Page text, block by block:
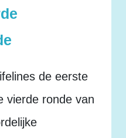
de eerste
vierde ronde van